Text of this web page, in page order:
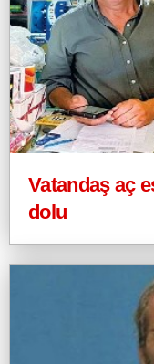
Vatandaş aç
dolu